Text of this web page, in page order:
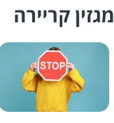
מגזין קריירה